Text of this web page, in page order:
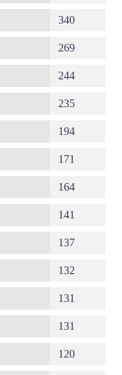
340
269
244
235
194
171
164
141
137
132
131
131
120